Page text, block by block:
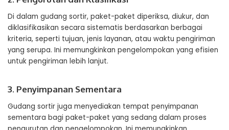
Di dalam gudang sortir, paket-paket diperiksa, diukur, dan
diklasifikasikan secara sistematis berdasarkan berbagai
kriteria, seperti tujuan, jenis layanan, atau waktu pengiriman
yang serupa. Ini memungkinkan pengelompokan yang efisien
untuk pengiriman lebih lanjut.
3. Penyimpanan Sementara
Gudang sortir juga menyediakan tempat penyimpanan
sementara bagi paket-paket yang sedang dalam proses